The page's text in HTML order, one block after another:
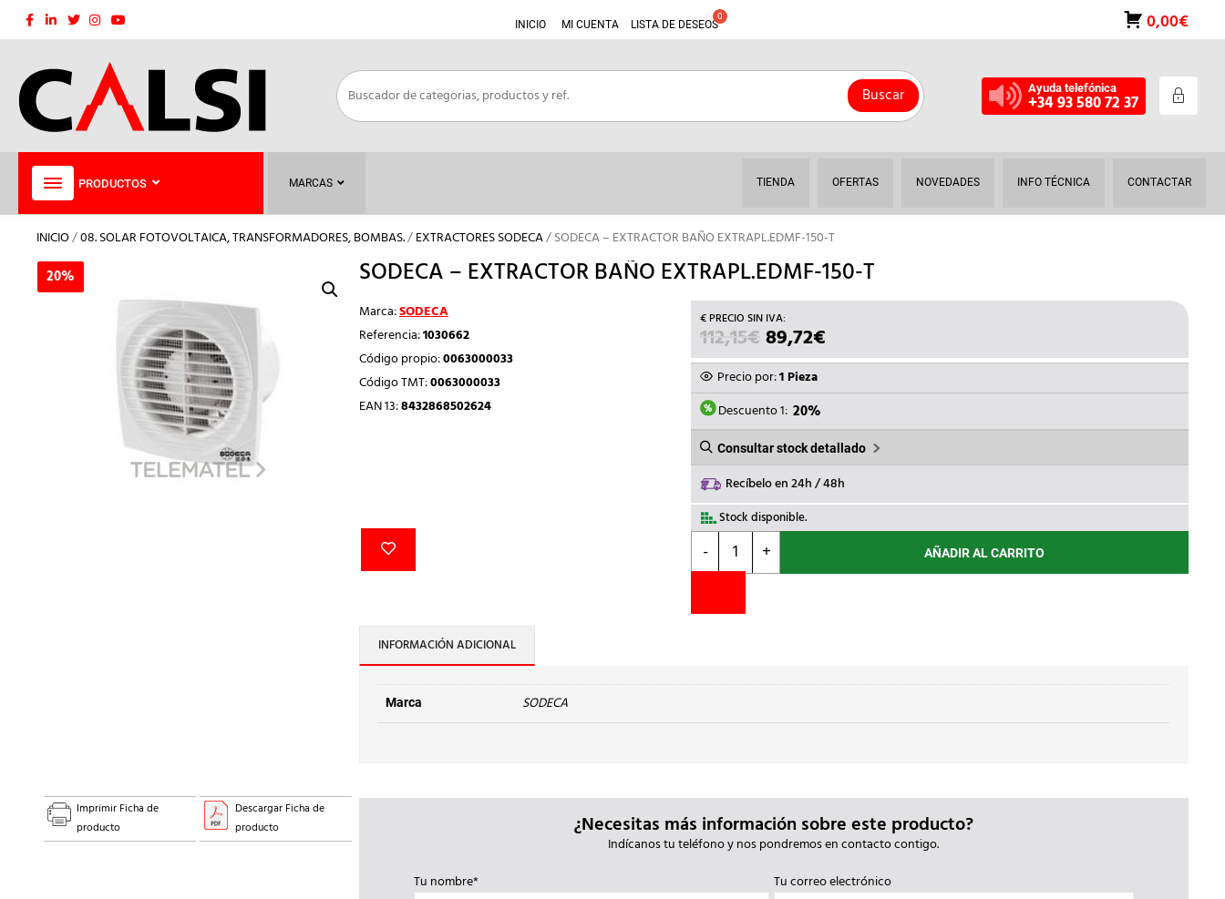
Saltar
INICIO MI CUENTA LISTA DE DESEOS 0,00€
Buscar Ayuda telefónica
+34 93 580 72 37
PRODUCTOS MARCAS TIENDA OFERTAS NOVEDADES INFO TÉCNICA CONTACTAR
INICIO/08. SOLAR FOTOVOLTAICA, TRANSFORMADORES, BOMBAS./EXTRACTORES SODECA/ SODECA – EXTRACTOR BAÑO EXTRAPL.EDMF-150-T
20% SODECA – EXTRACTOR BAÑO EXTRAPL.EDMF-150-T
Marca:SODECA
Referencia:1030662
Código propio:0063000033
Código TMT:0063000033
EAN 13:8432868502624
112,15€ EL
PRECIO
ORIGINAL
ERA:
112,15€.
89,72€EL
PRECIO
ES:
Precio por:1 Pieza
Descuento 1: 20%
Consultar stock detallado
Recíbelo en 24h / 48h
Stock disponible.
-
SODECA
EXTRACTOR
EXTRAPL.EDMF-
+ AÑADIR AL CARRITO
INFORMACIÓN ADICIONAL
Marca SODECA
20%
Imprimir Ficha de
producto
Descargar Ficha de
producto
¿Necesitas más información sobre este producto?
Indícanos tu teléfono y nos pondremos en contacto contigo.
Tu nombre*
Tu correo electrónico